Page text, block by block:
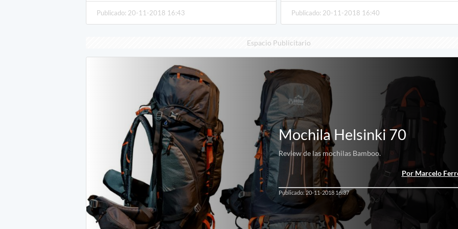
Publicado: 20-11-2018 16:43 Publicado: 20-11-2018 16:40
Espacio Publicitario
Mochila Helsinki 70
Review de las mochilas Bamboo.
Por Marcelo
Publicado: 20-11-2018 16:37